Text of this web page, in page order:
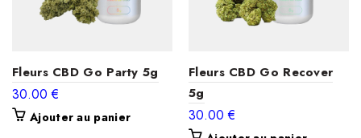
Fleurs CBD Go Party 5g
30.00€
Ajouter au panier
Fleurs CBD Go Recover
5g
30.00€